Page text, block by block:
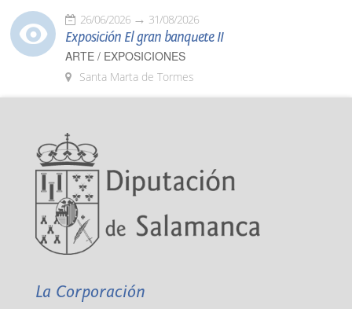
26/06/2026 31/08/2026
Exposición El gran banquete II
ARTE / EXPOSICIONES
Santa Marta de Tormes
La Corporación